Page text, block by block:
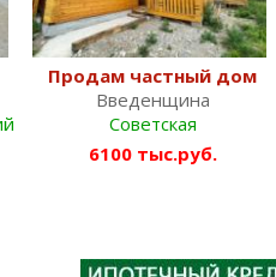
Продам частный дом
Введенщина
Советская
6100 тыс.руб.